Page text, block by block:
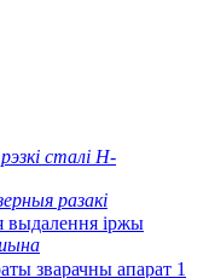
сталі H-
разакі